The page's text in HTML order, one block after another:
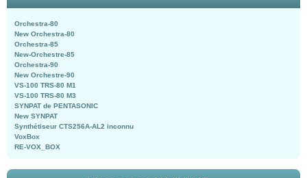
Orchestra-80
New Orchestra-80
Orchestra-85
New-Orchestre-85
Orchestra-90
New Orchestre-90
VS-100 TRS-80 M1
VS-100 TRS-80 M3
SYNPAT de PENTASONIC
New SYNPAT
Synthétiseur CTS256A-AL2 inconnu
VoxBox
RE-VOX_BOX